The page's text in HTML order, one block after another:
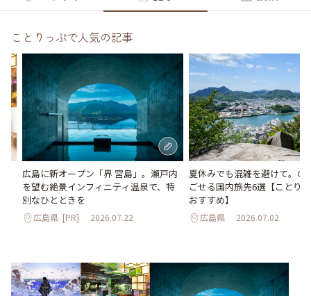
ことりっぷで人気の記事
広島に新オープン「界 宮島」。瀬戸内
を望む絶景インフィニティ温泉で、特
別なひとときを
広島県 [PR] 2026.07.22
夏休みでも混雑を避けて。の
ごせる国内旅先6選【ことり
おすすめ】
広島県 2026.07.02